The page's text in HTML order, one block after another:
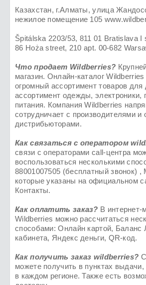
Казахстан, г.Алматы, улица
нежилое помещение 105
Špitálska 2203/53, 811 01 Bratislava I
86 Hoża street, 210 apt. 00-682
Что продает Wildberries?
магазин. Онлайн-каталог
огромный ассортимент товаров
ассортимент одежды, электроники,
питания. Компания Wildberries
сотрудничает с производителями
дистрибьюторами.
Как связаться с оператором
связи с операторами call-центра
воспользоваться несколькими
88001007505 (бесплатный звонок)
которые указаны на официальном
Контакты.
Как оплатить заказ? В интернет-
Wildberries можно рассчитаться
способами: Онлайн картой, Баланс
кабинета, Яндекс деньги, QR-код.
Как получить заказ wildberries?
можете получить в пунктах
в каждом регионе. Также есть